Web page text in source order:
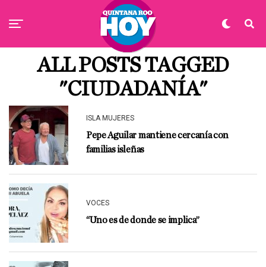
ALL POSTS TAGGED
"CIUDADANÍA"
ISLA MUJERES
Pepe Aguilar mantiene cercanía con
familias isleñas
VOCES
“Uno es de donde se implica”